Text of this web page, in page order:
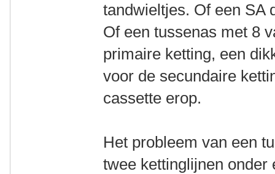
tandwieltjes. Of een SA
Of een tussenas met 8
primaire ketting, een
voor de secundaire
cassette erop.
Het probleem van een
twee kettinglijnen onder